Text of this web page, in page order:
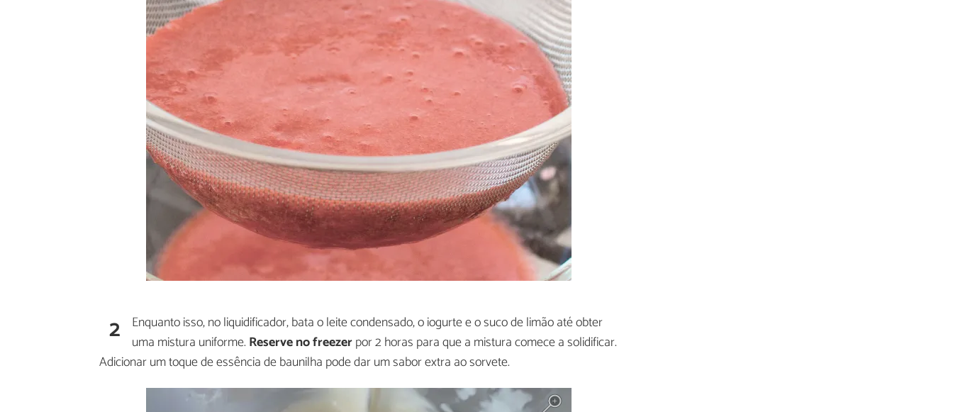
2 Enquanto isso, no liquidificador, bata o leite condensado, o iogurte e o suco de limão até obter
uma mistura uniforme. Reserve no freezerpor 2 horas para que a mistura comece a solidificar.
Adicionar um toque de essência de baunilha pode dar um sabor extra ao sorvete.